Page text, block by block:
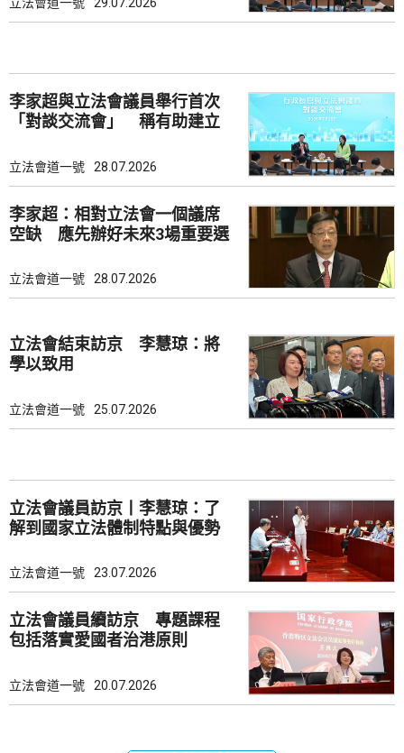
立法會道一號 29.07.2026
李家超與立法會議員舉行首次
「對談交流會」 稱有助建立
立法會道一號 28.07.2026
李家超：相對立法會一個議席
空缺 應先辦好未來3場重要選
立法會道一號 28.07.2026
立法會結束訪京 李慧琼：將
學以致用
立法會道一號 25.07.2026
立法會議員訪京丨李慧琼：了
解到國家立法體制特點與優勢
立法會道一號 23.07.2026
立法會議員續訪京 專題課程
包括落實愛國者治港原則
立法會道一號 20.07.2026